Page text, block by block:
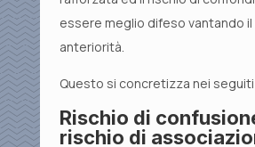
essere meglio difeso vantando
anteriorità.
Questo si concretizza nei seguiti
Rischio di
rischio di